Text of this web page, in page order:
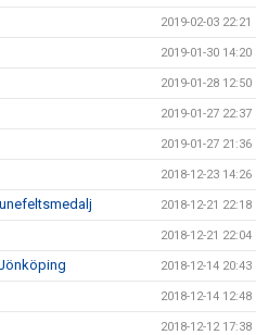
2019-02-03 22:21
2019-01-30 14:20
2019-01-28 12:50
2019-01-27 22:37
2019-01-27 21:36
2018-12-23 14:26
2018-12-21 22:18
2018-12-21 22:04
2018-12-14 20:43
2018-12-14 12:48
2018-12-12 17:38